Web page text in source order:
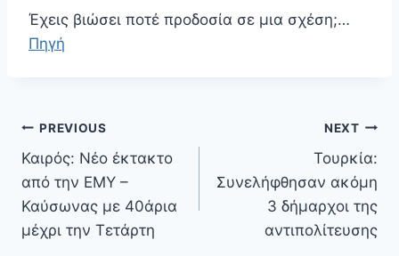
Έχεις βιώσει ποτέ προδοσία σε μια σχέση;…
Πηγή
Πλοήγηση
άρθρων
PREVIOUS
Καιρός: Νέο έκτακτο
από την ΕΜΥ –
Καύσωνας με 40άρια
μέχρι την Τετάρτη
NEXT
Τουρκία:
Συνελήφθησαν ακόμη
3 δήμαρχοι της
αντιπολίτευσης